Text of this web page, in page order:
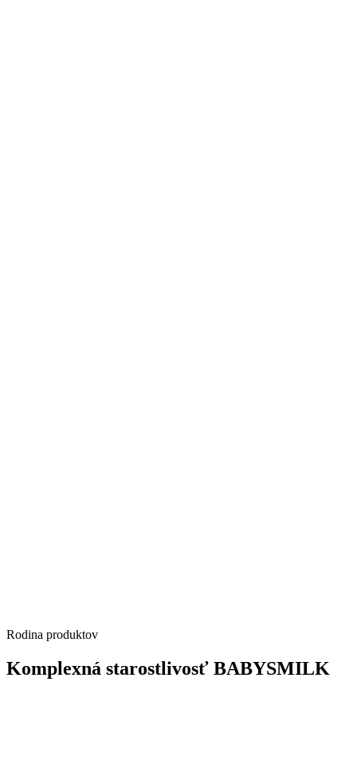
Rodina produktov
Komplexná starostlivosť BABYSMILK